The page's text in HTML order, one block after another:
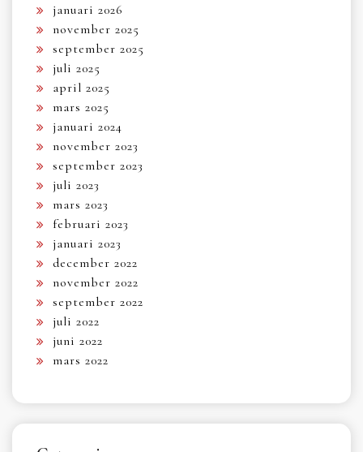
januari 2026
november 2025
september 2025
juli 2025
april 2025
mars 2025
januari 2024
november 2023
september 2023
juli 2023
mars 2023
februari 2023
januari 2023
december 2022
november 2022
september 2022
juli 2022
juni 2022
mars 2022